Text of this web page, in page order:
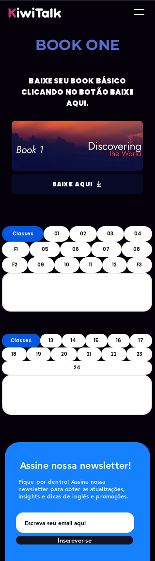
BOOK ONE
BAIXE SEU BOOK BÁSICO
CLICANDO NO BOTÃO BAIXE
AQUI.
BAIXE AQUI
Classes 01 02 03 04
F1 05 06 07 08
F2 09 10 11 12 F3
Classes 13 14 15 16
17
18
19 20 21 22
23
24
Assine nossa newsletter!
Fique por dentro! Assine nossa
newsletter para obter as atualizações,
insights e dicas de inglês e promoções.
Inscrever-se